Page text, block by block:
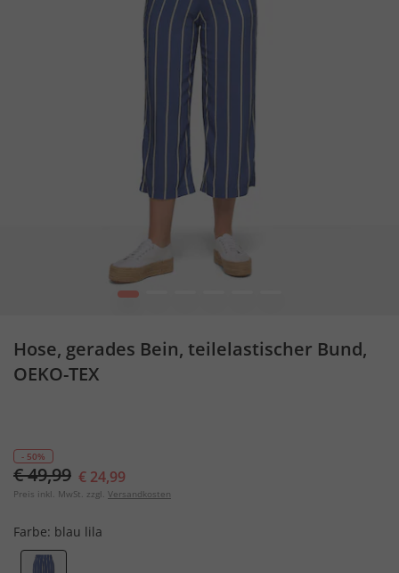
1
Hose, gerades Bein, teilelastischer Bund,
OEKO-TEX
- 50%
€ 49,99 € 24,99
Preis inkl. MwSt. zzgl. Versandkosten
Farbe: blau lila